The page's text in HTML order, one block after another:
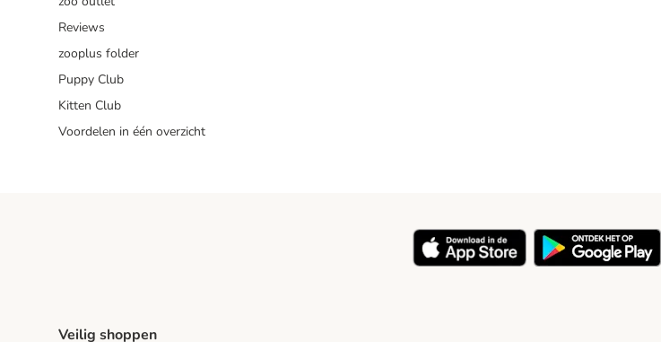
Reviews
zooplus folder
Puppy Club
Kitten Club
Voordelen in één overzicht
Veilig shoppen